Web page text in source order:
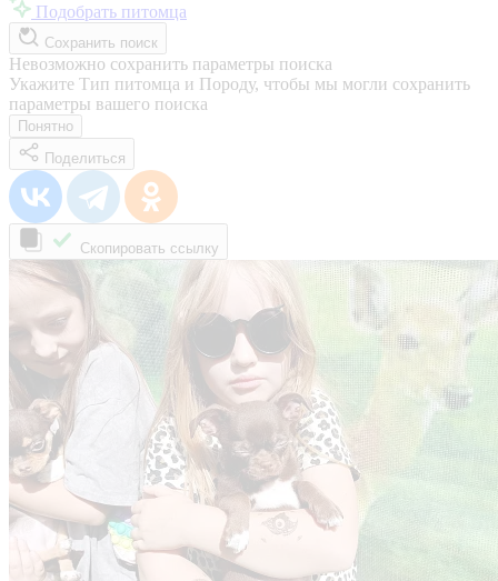
Подобрать питомца
Сохранить поиск
Невозможно сохранить параметры поиска
Укажите Тип питомца и Породу, чтобы мы могли сохранить
параметры вашего поиска
Понятно
Поделиться
Скопировать ссылку